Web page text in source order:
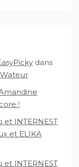
dans
!
et INTERNEST
et ELIKA
et INTERNEST